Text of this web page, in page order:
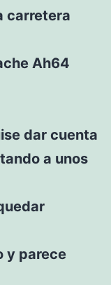
carretera
Ah64
dar cuenta
a unos
y parece